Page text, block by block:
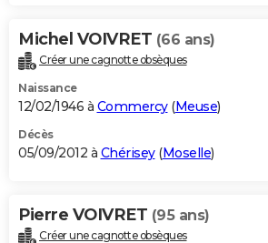
Carte de Noël
Carte Bonne année
Carte Saint-Valentin
Carte Pâques
Carte d'anniversaire
DICTIONNAIRE
Dictionnaire
Biographies
Citations
Expressions
Proverbes
PROGRAMME TV
S'inscrire
Se connecter
Lycées
Collèges
Primaires
Universités
Entreprises
Service militaire
Avis de recherche
AVIS DE DÉCÈS
Bricolage
Lifestyle
Culture
Sport
Auto
Television
Voyage
Cinema
Michel VOIVRET (66 ans)
Créer une cagnotte obsèques
Naissance
12/02/1946 à Commercy(Meuse)
Décès
05/09/2012 à Chérisey(Moselle)
Pierre VOIVRET (95 ans)
Créer une cagnotte obsèques